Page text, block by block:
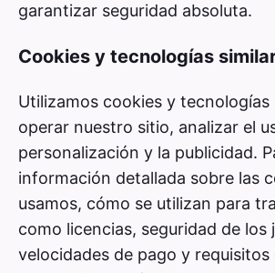
garantizar seguridad absoluta.
Cookies y tecnologías
Utilizamos cookies y tecnologías
operar nuestro sitio, analizar el
personalización y la publicidad.
información detallada sobre las
usamos, cómo se utilizan para
como licencias, seguridad de los
velocidades de pago y requisitos